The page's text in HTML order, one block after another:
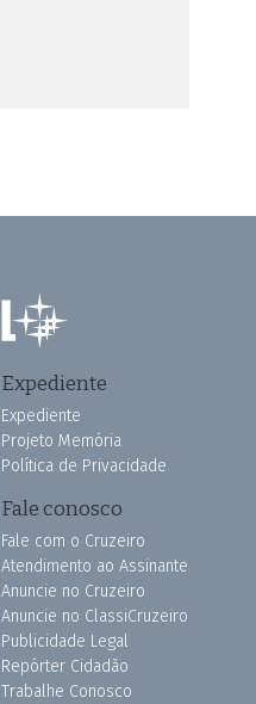
Expediente
Expediente
Projeto Memória
Política de Privacidade
Fale conosco
Fale com o Cruzeiro
Atendimento ao Assinante
Anuncie no Cruzeiro
Anuncie no ClassiCruzeiro
Publicidade Legal
Repórter Cidadão
Trabalhe Conosco